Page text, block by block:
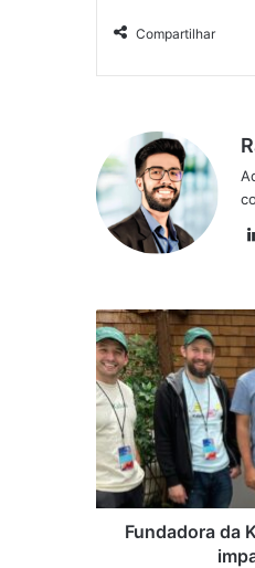
Compartilhar
Fundadora
da
Kalshi
critica
proibição
e
seus
impactos
econômicos
Fundadora da